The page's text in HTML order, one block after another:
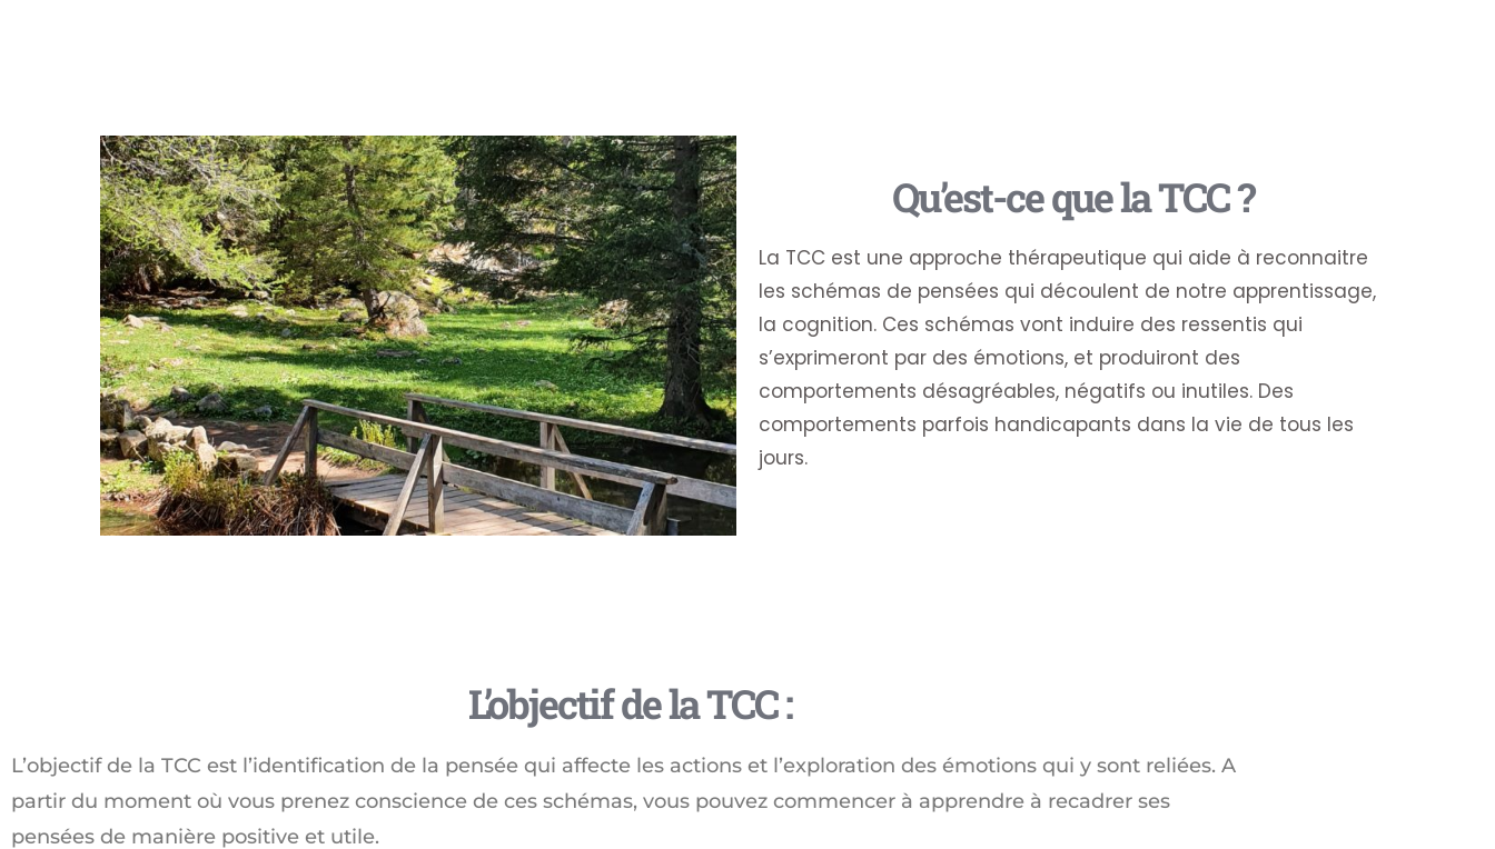
Qu’est-ce que la TCC ? ​
La TCC est une approche thérapeutique qui aide à reconnaitre
les schémas de pensées qui découlent de notre apprentissage,
la cognition. Ces schémas vont induire des ressentis qui
s’exprimeront par des émotions, et produiront des
comportements désagréables, négatifs ou inutiles. Des
comportements parfois handicapants dans la vie de tous les
jours.
L’objectif de la TCC : ​
L’objectif de la TCC est l’identification de la pensée qui affecte les actions et l’exploration des émotions qui y sont reliées. A
partir du moment où vous prenez conscience de ces schémas, vous pouvez commencer à apprendre à recadrer ses
pensées de manière positive et utile.